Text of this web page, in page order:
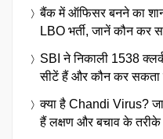
बैंक में ऑफिसर बनने का
LBO भर्ती, जानें कौन कर
SBI ने निकाली 1538
सीटें हैं और कौन कर
क्या है Chandi Virus?
हैं लक्षण और बचाव के तरीके